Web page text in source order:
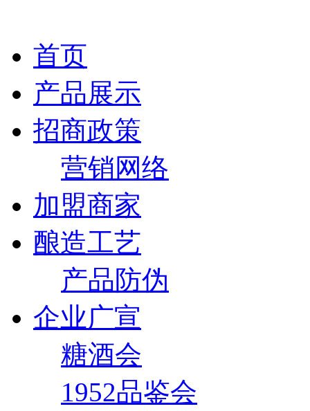
首页
产品展示
招商政策
营销网络
加盟商家
酿造工艺
产品防伪
企业广宣
糖酒会
1952品鉴会